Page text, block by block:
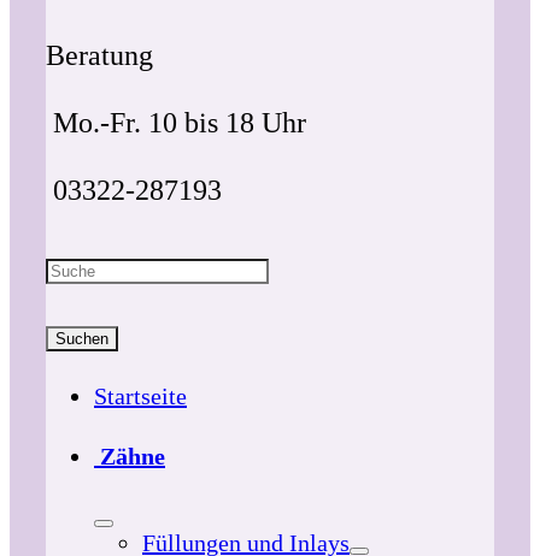
Beratung
Mo.-Fr. 10 bis 18 Uhr
03322-287193
Suchen
Startseite
Zähne
Füllungen und Inlays